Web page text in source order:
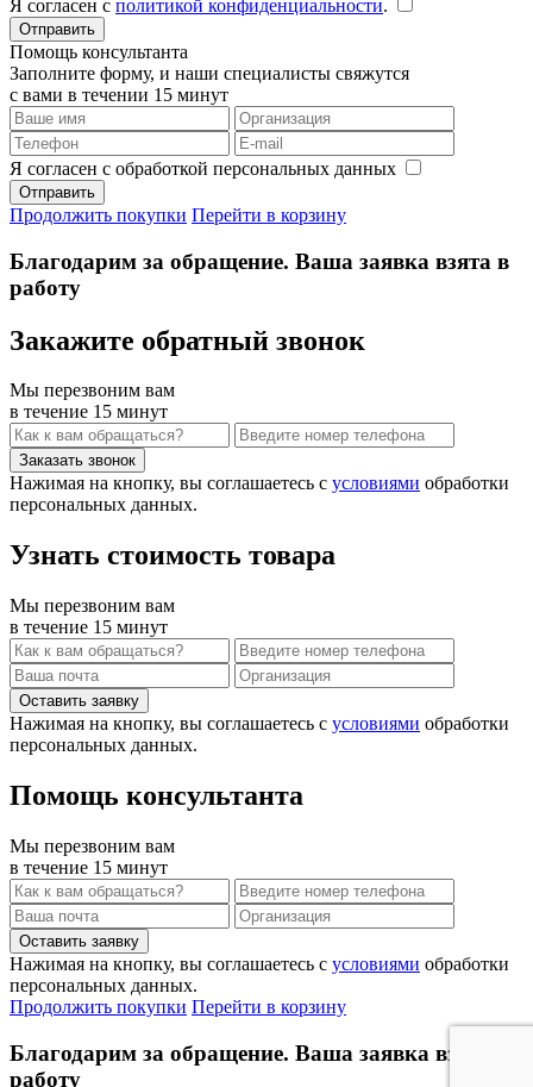
Я согласен с политикой конфиденциальности.
Помощь консультанта
Заполните форму, и наши специалисты свяжутся
с вами в течении 15 минут
Я согласен с обработкой персональных данных
Продолжить покупки Перейти в корзину
Благодарим за обращение. Ваша заявка взята в
работу
Закажите обратный звонок
Мы перезвоним вам
в течение 15 минут
Нажимая на кнопку, вы соглашаетесь с условиями обработки
персональных данных.
Узнать стоимость товара
Мы перезвоним вам
в течение 15 минут
Нажимая на кнопку, вы соглашаетесь с условиями обработки
персональных данных.
Помощь консультанта
Мы перезвоним вам
в течение 15 минут
Нажимая на кнопку, вы соглашаетесь с условиями обработки
персональных данных.
Продолжить покупки Перейти в корзину
Благодарим за обращение. Ваша заявка взята в
работу